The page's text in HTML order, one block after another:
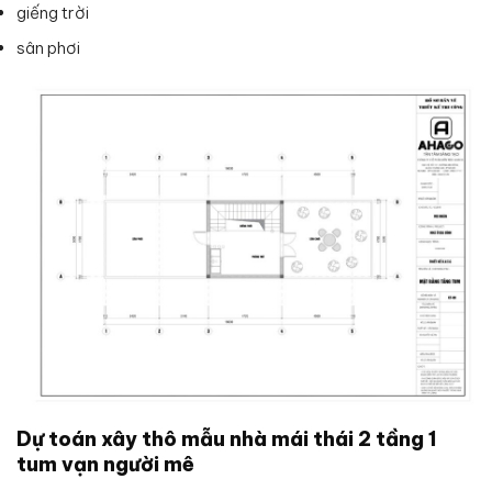
giếng trời
sân phơi
Dự toán xây thô mẫu nhà mái thái 2 tầng 1
tum vạn người mê